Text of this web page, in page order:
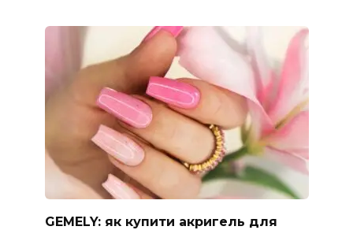
GEMELY: як купити акригель для